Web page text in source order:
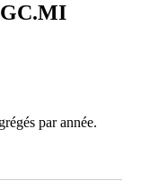
par année.